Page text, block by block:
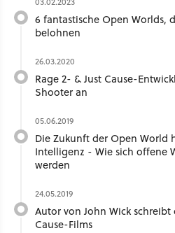
6 fantastische Open Worlds,
belohnen
26.03.2020
Rage 2- & Just Cause-
Shooter an
05.06.2019
Die Zukunft der Open World
Intelligenz - Wie sich offene
werden
24.05.2019
Autor von John Wick schreibt
Cause-Films